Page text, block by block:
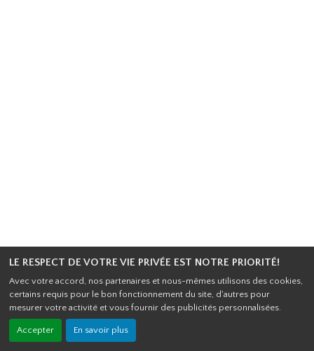
LE RESPECT DE VOTRE VIE PRIVÉE EST NOTRE PRIORITÉ!
Avec votre accord, nos partenaires et nous-mêmes utilisons des cookies,
certains requis pour le bon fonctionnement du site, d'autres pour
mesurer votre activité et vous fournir des publicités personnalisées.
Accepter En savoir plus